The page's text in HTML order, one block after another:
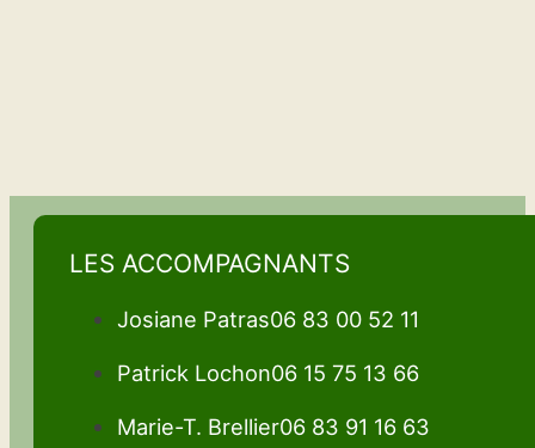
LES ACCOMPAGNANTS
Josiane Patras06 83 00 52 11
Patrick Lochon06 15 75 13 66
Marie-T. Brellier06 83 91 16 63